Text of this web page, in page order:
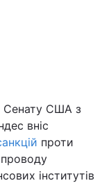
Сенату США з
вніс
проти
інститутів